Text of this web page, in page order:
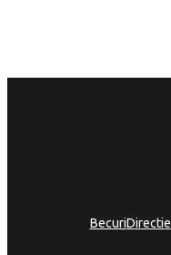
BecuriDirectie